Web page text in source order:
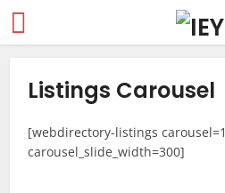
Listings Carousel
[webdirectory-listings carousel=1
carousel_slide_width=300]